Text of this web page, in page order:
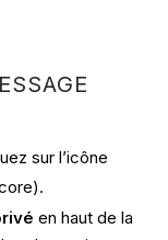
sur l’icône
en haut de la